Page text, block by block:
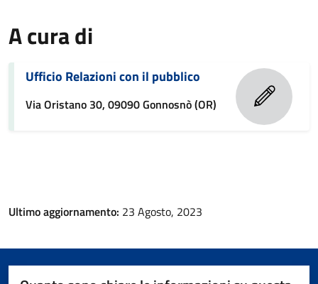
A cura di
Ufficio Relazioni con il pubblico
Via Oristano 30, 09090 Gonnosnò (OR)
Ultimo aggiornamento: 23 Agosto, 2023